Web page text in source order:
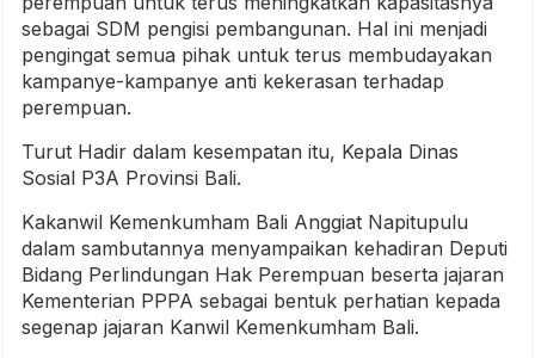
sebagai SDM pengisi pembangunan. Hal ini menjadi
pengingat semua pihak untuk terus membudayakan
kampanye-kampanye anti kekerasan terhadap
perempuan.
Turut Hadir dalam kesempatan itu, Kepala Dinas
Sosial P3A Provinsi Bali.
Kakanwil Kemenkumham Bali Anggiat Napitupulu
dalam sambutannya menyampaikan kehadiran Deputi
Bidang Perlindungan Hak Perempuan beserta jajaran
Kementerian PPPA sebagai bentuk perhatian kepada
segenap jajaran Kanwil Kemenkumham Bali.